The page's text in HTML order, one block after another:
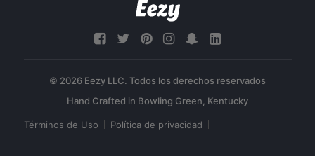
© 2026 Eezy LLC. Todos los derechos reservados
Términos de Uso Política de privacidad